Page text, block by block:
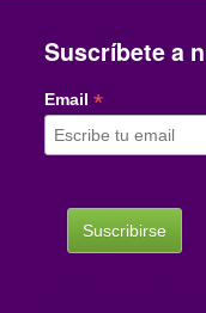
Suscríbete a
Email *